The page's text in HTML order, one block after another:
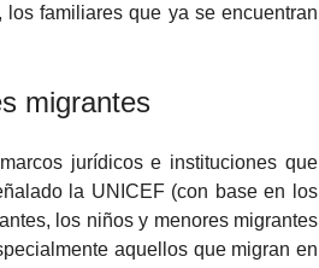
familiares que ya se encuentran
migrantes
jurídicos e instituciones que
la UNICEF (con base en los
los niños y menores migrantes
aquellos que migran en